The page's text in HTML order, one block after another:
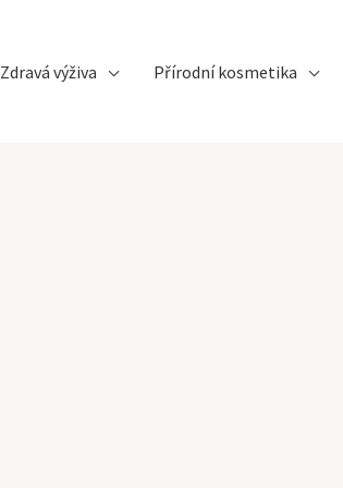
Zdravá výživa Přírodní kosmetika